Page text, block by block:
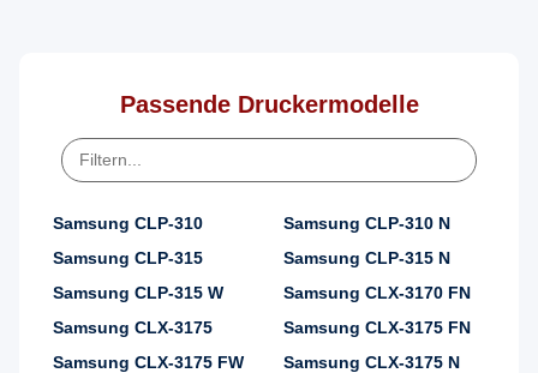
Passende Druckermodelle
Samsung CLP-310
Samsung CLP-310 N
Samsung CLP-315
Samsung CLP-315 N
Samsung CLP-315 W
Samsung CLX-3170 FN
Samsung CLX-3175
Samsung CLX-3175 FN
Samsung CLX-3175 FW
Samsung CLX-3175 N